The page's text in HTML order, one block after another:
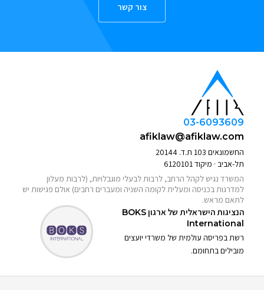
צור קשר
03-6093609
afiklaw@afiklaw.com
החשמונאים 103 ת.ד. 20144
תל-אביב · מיקוד 6120101
המשרד נגיש לקהל הרחב, לרבות לבעלי מוגבלויות, (לרבות מעלון
למדרגות בכניסה ומעלית לקומה השניה ומעברים רחבים) אולם פגישות יש
לתאם מראש.
הנציגות הישראלית של ארגוןBOKS
International
רשת בפריסה עולמית של משרדי יועצים
מובילים בתחומם.